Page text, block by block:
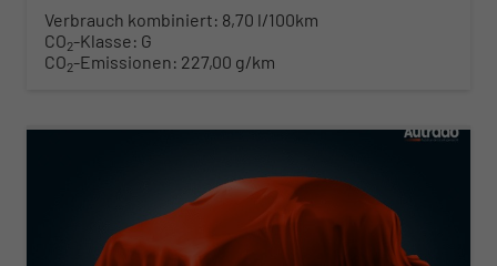
Verbrauch kombiniert: 8,70 l/100km
CO2-Klasse: G
CO2-Emissionen: 227,00 g/km